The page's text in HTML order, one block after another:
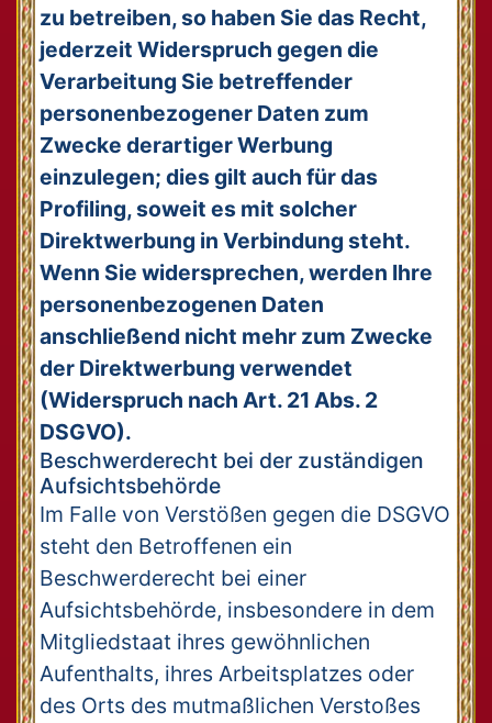
zu betreiben, so haben Sie das Recht,
jederzeit Widerspruch gegen die
Verarbeitung Sie betreffender
personenbezogener Daten zum
Zwecke derartiger Werbung
einzulegen; dies gilt auch für das
Profiling, soweit es mit solcher
Direktwerbung in Verbindung steht.
Wenn Sie widersprechen, werden Ihre
personenbezogenen Daten
anschließend nicht mehr zum Zwecke
der Direktwerbung verwendet
(Widerspruch nach Art. 21 Abs. 2
DSGVO).
Beschwerderecht bei der zuständigen
Aufsichtsbehörde
Im Falle von Verstößen gegen die DSGVO
steht den Betroffenen ein
Beschwerderecht bei einer
Aufsichtsbehörde, insbesondere in dem
Mitgliedstaat ihres gewöhnlichen
Aufenthalts, ihres Arbeitsplatzes oder
des Orts des mutmaßlichen Verstoßes